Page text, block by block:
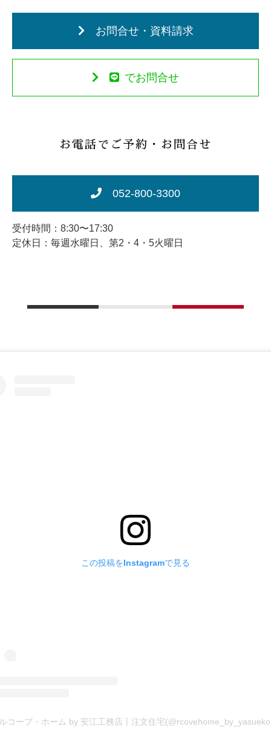
お問合せ・資料請求
でお問合せ
お電話でご予約・お問合せ
052-800-3300
受付時間：8:30〜17:30
定休日：毎週水曜日、第2・4・5火曜日
この投稿をInstagramで見る